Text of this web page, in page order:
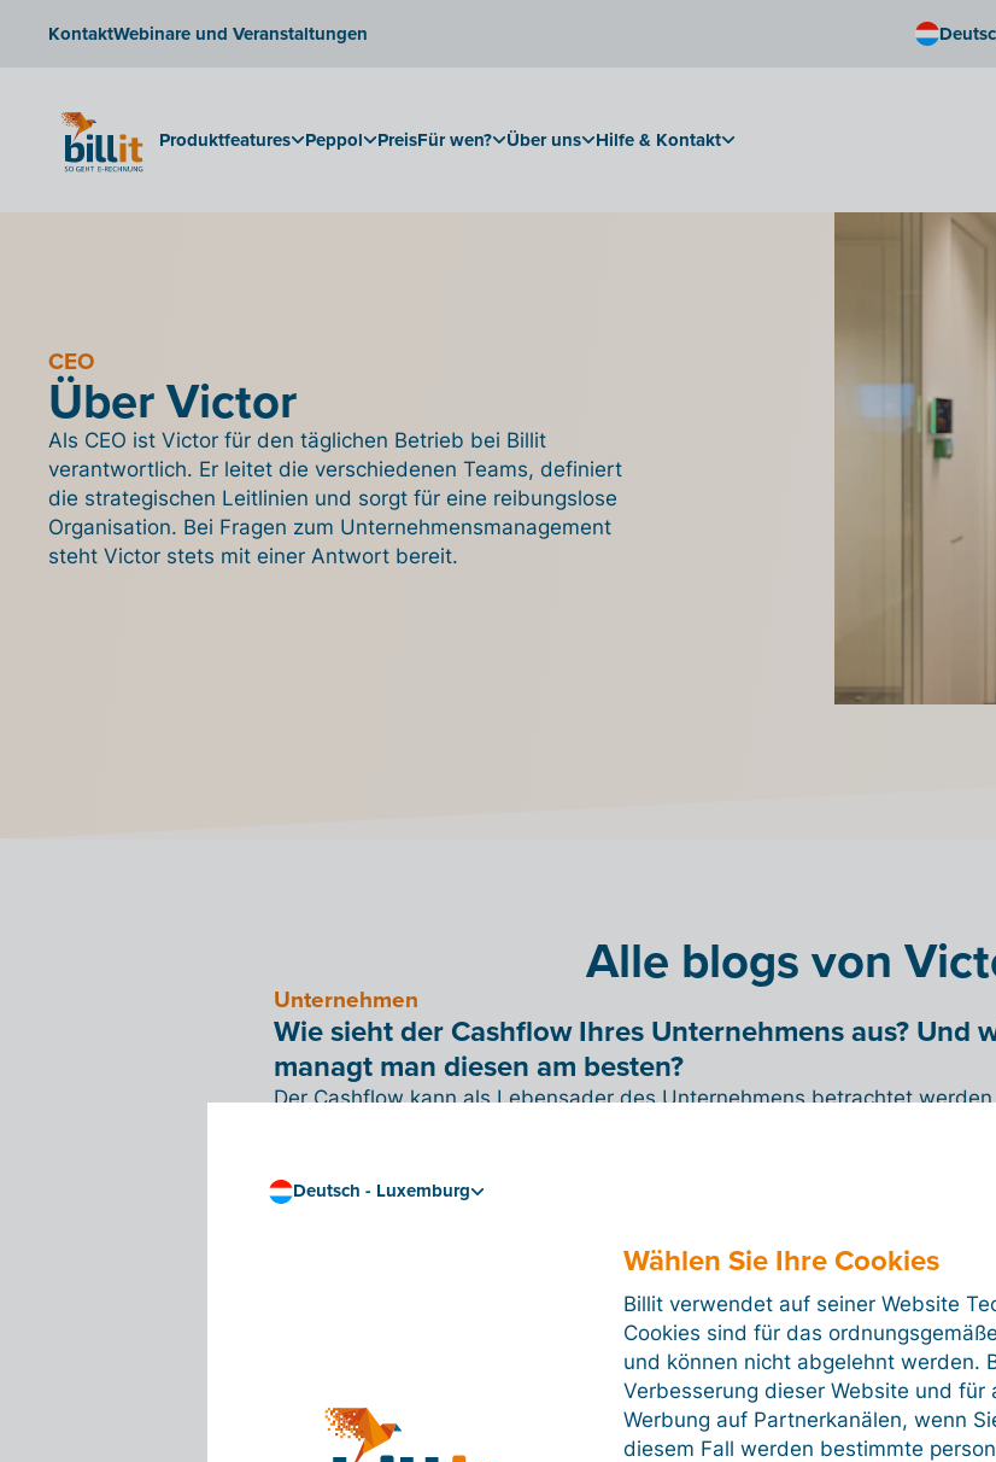
KontaktWebinare und Veranstaltungen
Produktfeatures Peppol PreisFür wen? Über uns Hilfe & Kontakt
CEO
Über Victor
Als CEO ist Victor für den täglichen Betrieb bei Billit
verantwortlich. Er leitet die verschiedenen Teams, definiert
die strategischen Leitlinien und sorgt für eine reibungslose
Organisation. Bei Fragen zum Unternehmensmanagement
steht Victor stets mit einer Antwort bereit.
Alle blogs von
Unternehmen
Wie sieht der Cashflow Ihres Unternehmens aus? Und
managt man diesen am besten?
Der Cashflow kann als Lebensader des Unternehmens betrachtet
Mehr lesen
Was ist ein Umsatzsteuerkarussell? Und was bedeutet
Ein Karussell ist normalerweise ein Fahrgeschäft, aber in der
kann es auch ein Modell zur Umsatzsteuerhinterziehung sein. Wie läuft
Deutsch - Luxemburg
Wählen Sie Ihre Cookies
Billit verwendet auf seiner Website
Cookies sind für das
und können nicht abgelehnt werden.
Verbesserung dieser Website und
Werbung auf Partnerkanälen, wenn
diesem Fall werden bestimmte